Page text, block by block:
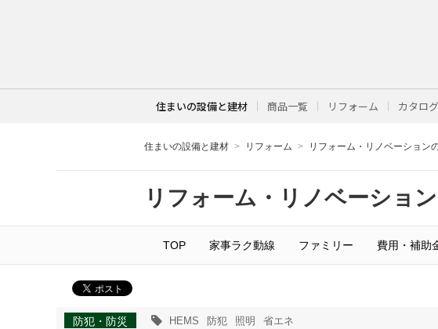
住まいの設備と建材 商品一覧 リフォーム カタロ
住まいの設備と建材 リフォーム リフォーム・リノベーション
リフォーム・リノベーショ
TOP 家事ラク動線 ファミリー 費用・補助
防犯・防災 HEMS 防犯 照明 省エネ